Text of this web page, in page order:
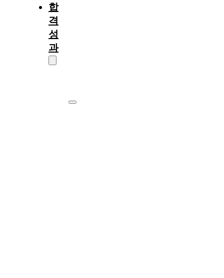
합
격
성
과